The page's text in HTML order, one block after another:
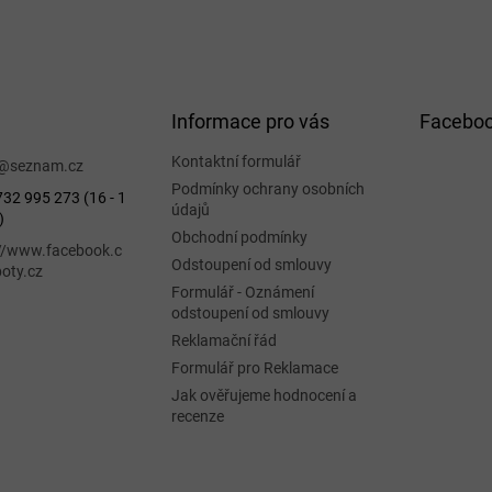
seznam.cz
995 273 (16 - 1
www.facebook.c
Informace pro vás
Kontaktní formulář
Podmínky ochrany osobních
údajů
Obchodní podmínky
Odstoupení od smlouvy
Formulář - Oznámení
odstoupení od smlouvy
Reklamační řád
Formulář pro Reklamace
Jak ověřujeme hodnocení a
recenze